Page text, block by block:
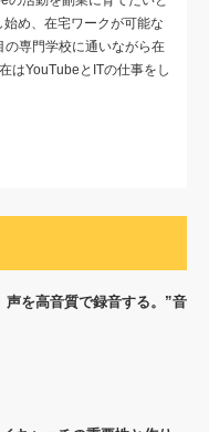
め、在宅ワークが可能な
専門学校に通いながら在
はYouTubeとITの仕事をし
声を高音質で録音する。”音